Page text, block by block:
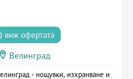
виж офертата
Велинград
- нощувки, изхранване и